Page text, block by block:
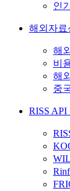
인
해외자료
해
비
해
중
RISS API